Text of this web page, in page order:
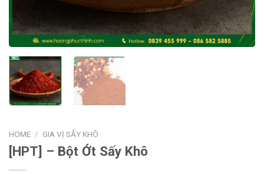
HOME / GIA VỊ SẤY KHÔ
[HPT] – Bột Ớt Sấy Khô